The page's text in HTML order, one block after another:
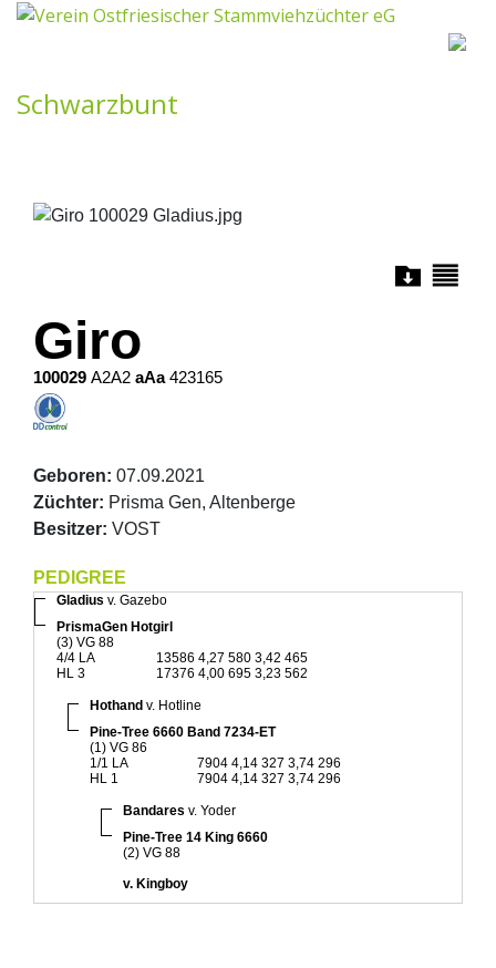
Schwarzbunt
Giro
100029 A2A2 aAa 423165
Geboren: 07.09.2021
Züchter: Prisma Gen, Altenberge
Besitzer: VOST
PEDIGREE
Gladius v. Gazebo
PrismaGen Hotgirl
(3) VG 88
4/4 LA
13586 4,27 580 3,42 465
HL 3
17376 4,00 695 3,23 562
Hothand v. Hotline
Pine-Tree 6660 Band 7234-ET
(1) VG 86
1/1 LA
7904 4,14 327 3,74 296
HL 1
7904 4,14 327 3,74 296
Bandares v. Yoder
Pine-Tree 14 King 6660
(2) VG 88
v. Kingboy
×
❯
Giro - VOST